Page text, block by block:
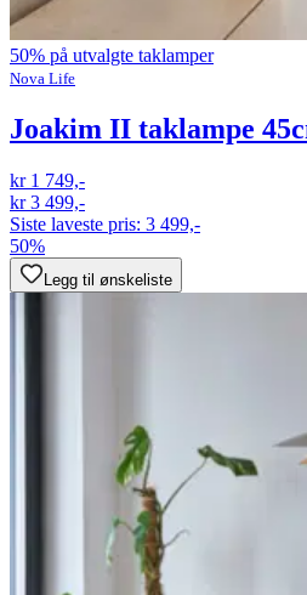
50% på utvalgte taklamper
Nova Life
Joakim II taklampe
kr 1 749,-
kr 3 499,-
Siste laveste pris: 3 499,-
50%
Legg til ønskeliste